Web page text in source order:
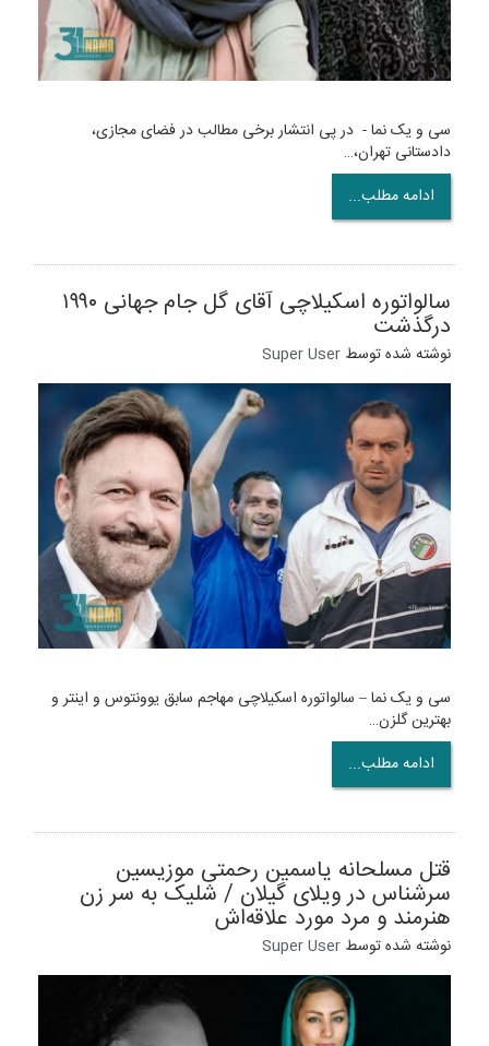
سی و یک نما - در پی انتشار برخی مطالب در فضای مجازی،
دادستانی تهران،…
ادامه مطلب...
سالواتوره اسکیلاچی آقای گل جام جهانی ۱۹۹۰
درگذشت
نوشته شده توسط Super User
سی و یک نما – سالواتوره اسکیلاچی مهاجم سابق یوونتوس و اینتر و
بهترین گلزن…
ادامه مطلب...
قتل مسلحانه یاسمین رحمتی موزیسین
سرشناس در ویلای گیلان / شلیک به سر زن
هنرمند و مرد مورد علاقه‌اش
نوشته شده توسط Super User